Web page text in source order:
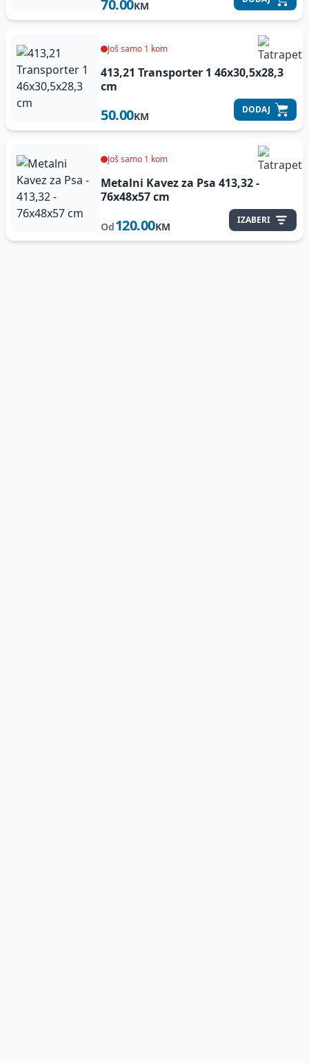
70.00KM
Još samo 1 kom
413,21 Transporter 1 46x30,5x28,3
cm
50.00KM
DODAJ
Još samo 1 kom
Metalni Kavez za Psa 413,32 -
76x48x57 cm
Od120.00KM
IZABERI